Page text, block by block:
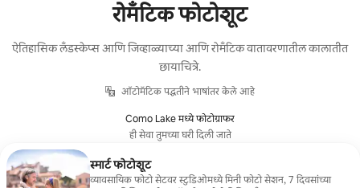
रोमँटिक फोटोशूट
ऐतिहासिक लँडस्केप्स आणि जिव्हाळ्याच्या आणि रोमँटिक वातावरणातील कालातीत
छायाचित्रे.
ऑटोमॅटिक पद्धतीने भाषांतर केले आहे
Como Lake मध्ये फोटोग्राफर
ही सेवा तुमच्या घरी दिली जाते
स्मार्ट फोटोशूट
व्यावसायिक फोटो सेटवर स्टुडिओमध्ये मिनी फोटो सेशन, 7 दिवसांच्या